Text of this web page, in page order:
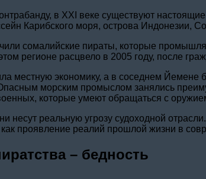
в XXI веке существуют
Карибского моря, острова Индонезии,
сомалийские пираты, которые
регионе расцвело в 2005 году, после
местную экономику, а в соседнем
морским промыслом занялись
которые умеют обращаться с
несут реальную угрозу судоходной
проявление реалий прошлой жизни в
– бедность